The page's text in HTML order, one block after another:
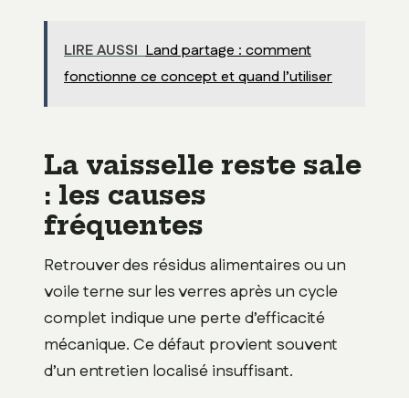
LIRE AUSSI Land partage : comment
fonctionne ce concept et quand l’utiliser
La vaisselle reste sale
: les causes
fréquentes
Retrouver des résidus alimentaires ou un
voile terne sur les verres après un cycle
complet indique une perte d’efficacité
mécanique. Ce défaut provient souvent
d’un entretien localisé insuffisant.